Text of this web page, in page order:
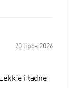
20 lipca 2026
i ładne